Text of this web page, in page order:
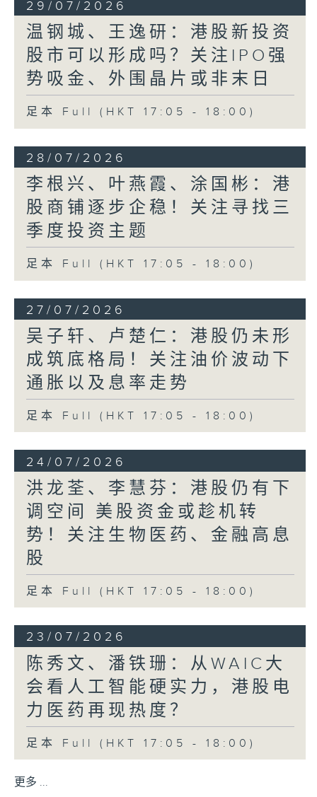
29/07/2026
温钢城、王逸研：港股新投资
股市可以形成吗？关注IPO强
势吸金、外围晶片或非末日
足本 Full (HKT 17:05 - 18:00)
28/07/2026
李根兴、叶燕霞、涂国彬：港
股商铺逐步企稳！关注寻找三
季度投资主题
足本 Full (HKT 17:05 - 18:00)
27/07/2026
吴子轩、卢楚仁：港股仍未形
成筑底格局！关注油价波动下
通胀以及息率走势
足本 Full (HKT 17:05 - 18:00)
24/07/2026
洪龙荃、李慧芬：港股仍有下
调空间 美股资金或趁机转
势！关注生物医药、金融高息
股
足本 Full (HKT 17:05 - 18:00)
23/07/2026
陈秀文、潘铁珊：从WAIC大
会看人工智能硬实力，港股电
力医药再现热度？
足本 Full (HKT 17:05 - 18:00)
更多 ...